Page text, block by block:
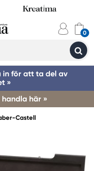
in för att ta del av
»
här »
Castell